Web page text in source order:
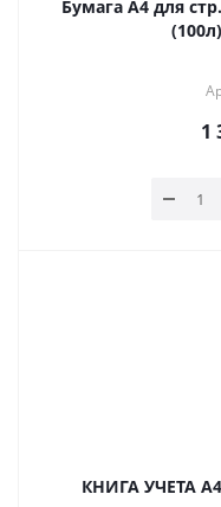
Бумага А4 для
1
КНИГА УЧЕТА